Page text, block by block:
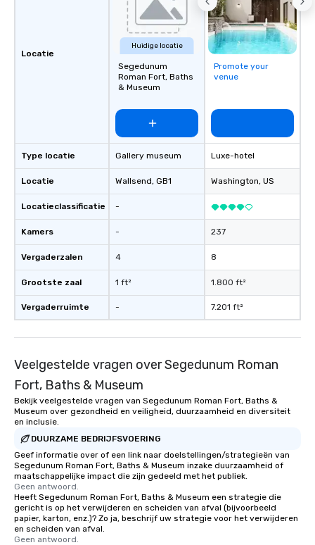
Locatie
Type locatie
Locatie
Locatieclassificatie
Kamers
Vergaderzalen
Grootste zaal
Vergaderruimte
Huidige locatie
Segedunum
Roman Fort, Baths
& Museum
Gallery museum
Wallsend, GB1
-
-
4
1 ft²
-
Promote your
venue
Luxe-hotel
Washington, US
237
8
1.800 ft²
7.201 ft²
Veelgestelde vragen over Segedunum Roman
Fort, Baths & Museum
Bekijk veelgestelde vragen van Segedunum Roman Fort, Baths &
Museum over gezondheid en veiligheid, duurzaamheid en diversiteit
en inclusie.
DUURZAME BEDRIJFSVOERING
Geef informatie over of een link naar doelstellingen/strategieën van
Segedunum Roman Fort, Baths & Museum inzake duurzaamheid of
maatschappelijke impact die zijn gedeeld met het publiek.
Geen antwoord.
Heeft Segedunum Roman Fort, Baths & Museum een strategie die
gericht is op het verwijderen en scheiden van afval (bijvoorbeeld
papier, karton, enz.)? Zo ja, beschrijf uw strategie voor het verwijderen
en scheiden van afval.
Geen antwoord.